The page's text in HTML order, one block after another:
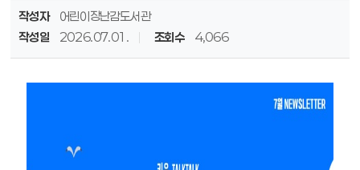
작성자
어린이장난감도서관
작성일
2026.07.01. 조회수 4,066